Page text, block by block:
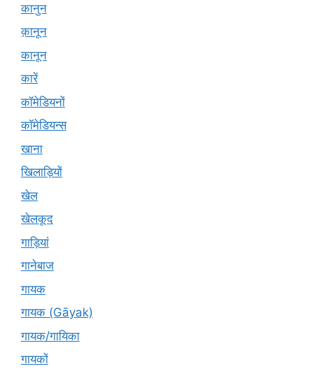
कानुन
क़ानून
कानून
कारें
कॉमेडियनों
कॉमेडियन्स
खाना
खिलाड़ियों
खेल
खेलकूद
गाड़ियां
गानेबाज
गायक
गायक (Gāyak)
गायक/गायिका
गायकों